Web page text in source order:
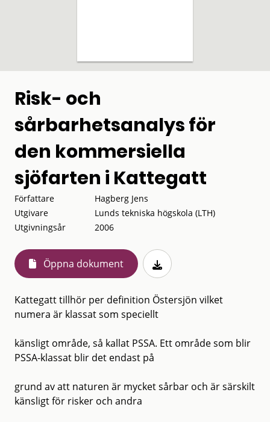
Risk- och
sårbarhetsanalys för
den kommersiella
sjöfarten i Kattegatt
Författare
Hagberg Jens
Utgivare
Lunds tekniska högskola (LTH)
Utgivningsår
2006
Öppna dokument
Kattegatt tillhör per definition Östersjön vilket
numera är klassat som speciellt
känsligt område, så kallat PSSA. Ett område som blir
PSSA-klassat blir det endast på
grund av att naturen är mycket sårbar och är särskilt
känsligt för risker och andra